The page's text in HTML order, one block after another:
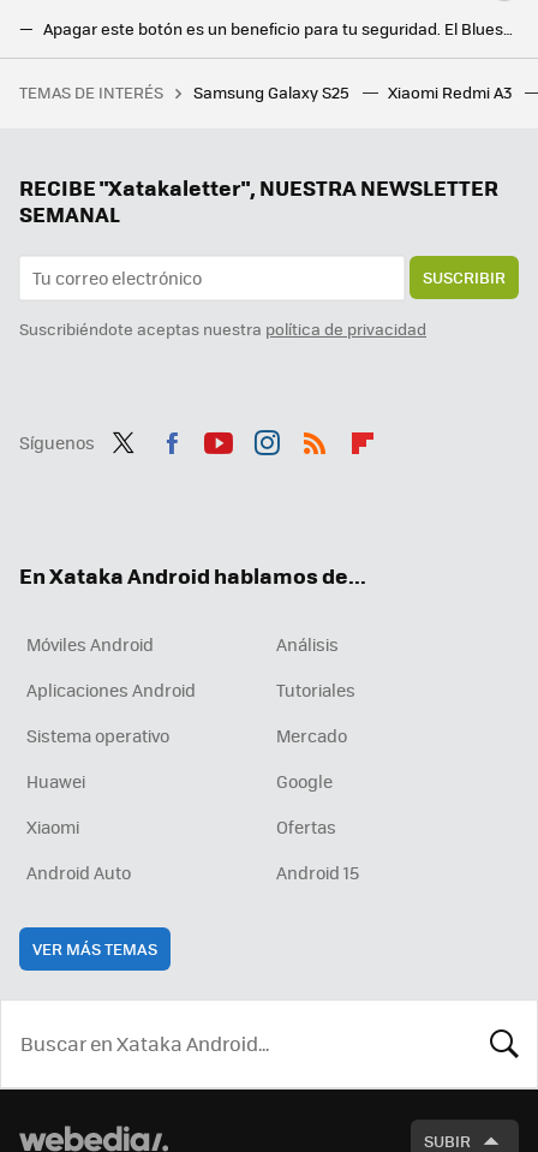
Apagar este botón es un beneficio para tu seguridad. El Bluesnarfing es el mayor enemigo del Bluetooth
La Bruja de Path of Exile 2 ha cumplido absolutamente todos mis sueños nigrománticos. Diablo IV estuvo bien, pero esto es otro nivel
TEMAS DE INTERÉS Samsung Galaxy S25 Xiaomi Redmi A3
RECIBE "Xatakaletter", NUESTRA NEWSLETTER
SEMANAL
SUSCRIBIR
Suscribiéndote aceptas nuestra política de privacidad
Síguenos
En Xataka Android hablamos de...
Móviles Android
Análisis
Aplicaciones Android
Tutoriales
Sistema operativo
Mercado
Huawei
Google
Xiaomi
Ofertas
Android Auto
Android 15
VER MÁS TEMAS
SUBIR